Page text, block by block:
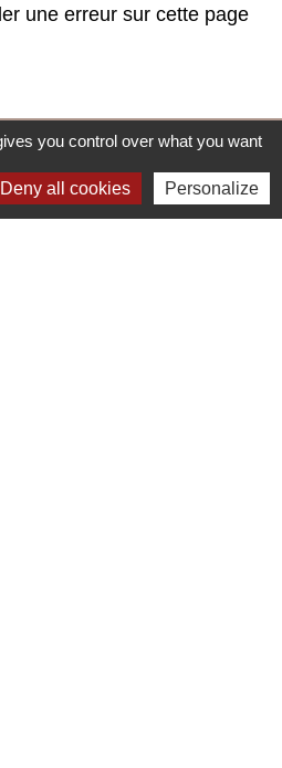
une erreur sur cette page
you control over what you want
Deny all cookies Personalize